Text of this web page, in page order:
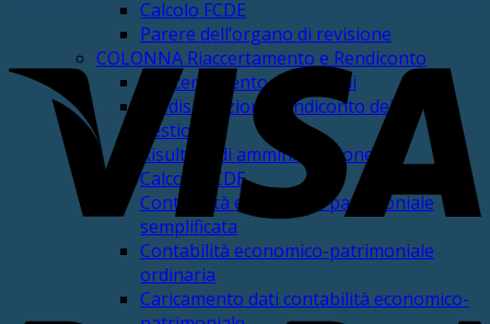
Calcolo FCDE
Parere dell’organo di revisione
COLONNA Riaccertamento e Rendiconto
Riaccertamento dei residui
Predisposizione rendiconto della
gestione
Risultato di amministrazione
Calcolo FCDE
Contabilità economico-patrimoniale
semplificata
Contabilità economico-patrimoniale
ordinaria
Caricamento dati contabilità economico-